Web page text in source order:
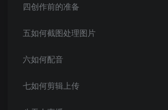
四创作前的准备
五如何截图处理图片
六如何配音
七如何剪辑上传